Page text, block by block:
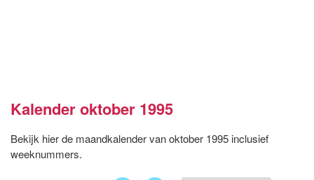
Kalender oktober 1995
Bekijk hier de maandkalender van oktober 1995 inclusief
weeknummers.